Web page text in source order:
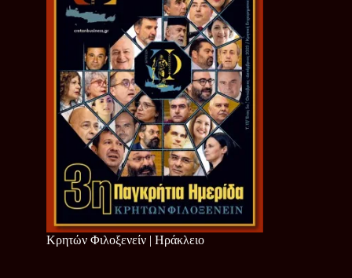
Κρητών Φιλοξενείν | Ηράκλειο